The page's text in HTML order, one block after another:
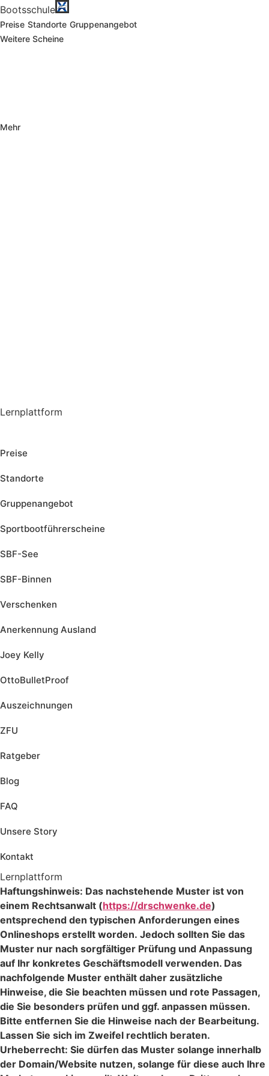
Bootsschule
Preise Standorte Gruppenangebot
Weitere Scheine
Mehr
Lernplattform
Preise
Standorte
Gruppenangebot
Sportbootführerscheine
SBF-See
SBF-Binnen
Verschenken
Anerkennung Ausland
Joey Kelly
OttoBulletProof
Auszeichnungen
ZFU
Ratgeber
Blog
FAQ
Unsere Story
Kontakt
Lernplattform
Haftungshinweis: Das nachstehende Muster ist von
einem Rechtsanwalt (https://drschwenke.de)
entsprechend den typischen Anforderungen eines
Onlineshops erstellt worden. Jedoch sollten Sie das
Muster nur nach sorgfältiger Prüfung und Anpassung
auf Ihr konkretes Geschäftsmodell verwenden. Das
nachfolgende Muster enthält daher zusätzliche
Hinweise, die Sie beachten müssen und rote Passagen,
die Sie besonders prüfen und ggf. anpassen müssen.
Bitte entfernen Sie die Hinweise nach der Bearbeitung.
Lassen Sie sich im Zweifel rechtlich beraten.
Urheberrecht: Sie dürfen das Muster solange innerhalb
der Domain/Website nutzen, solange für diese auch Ihre